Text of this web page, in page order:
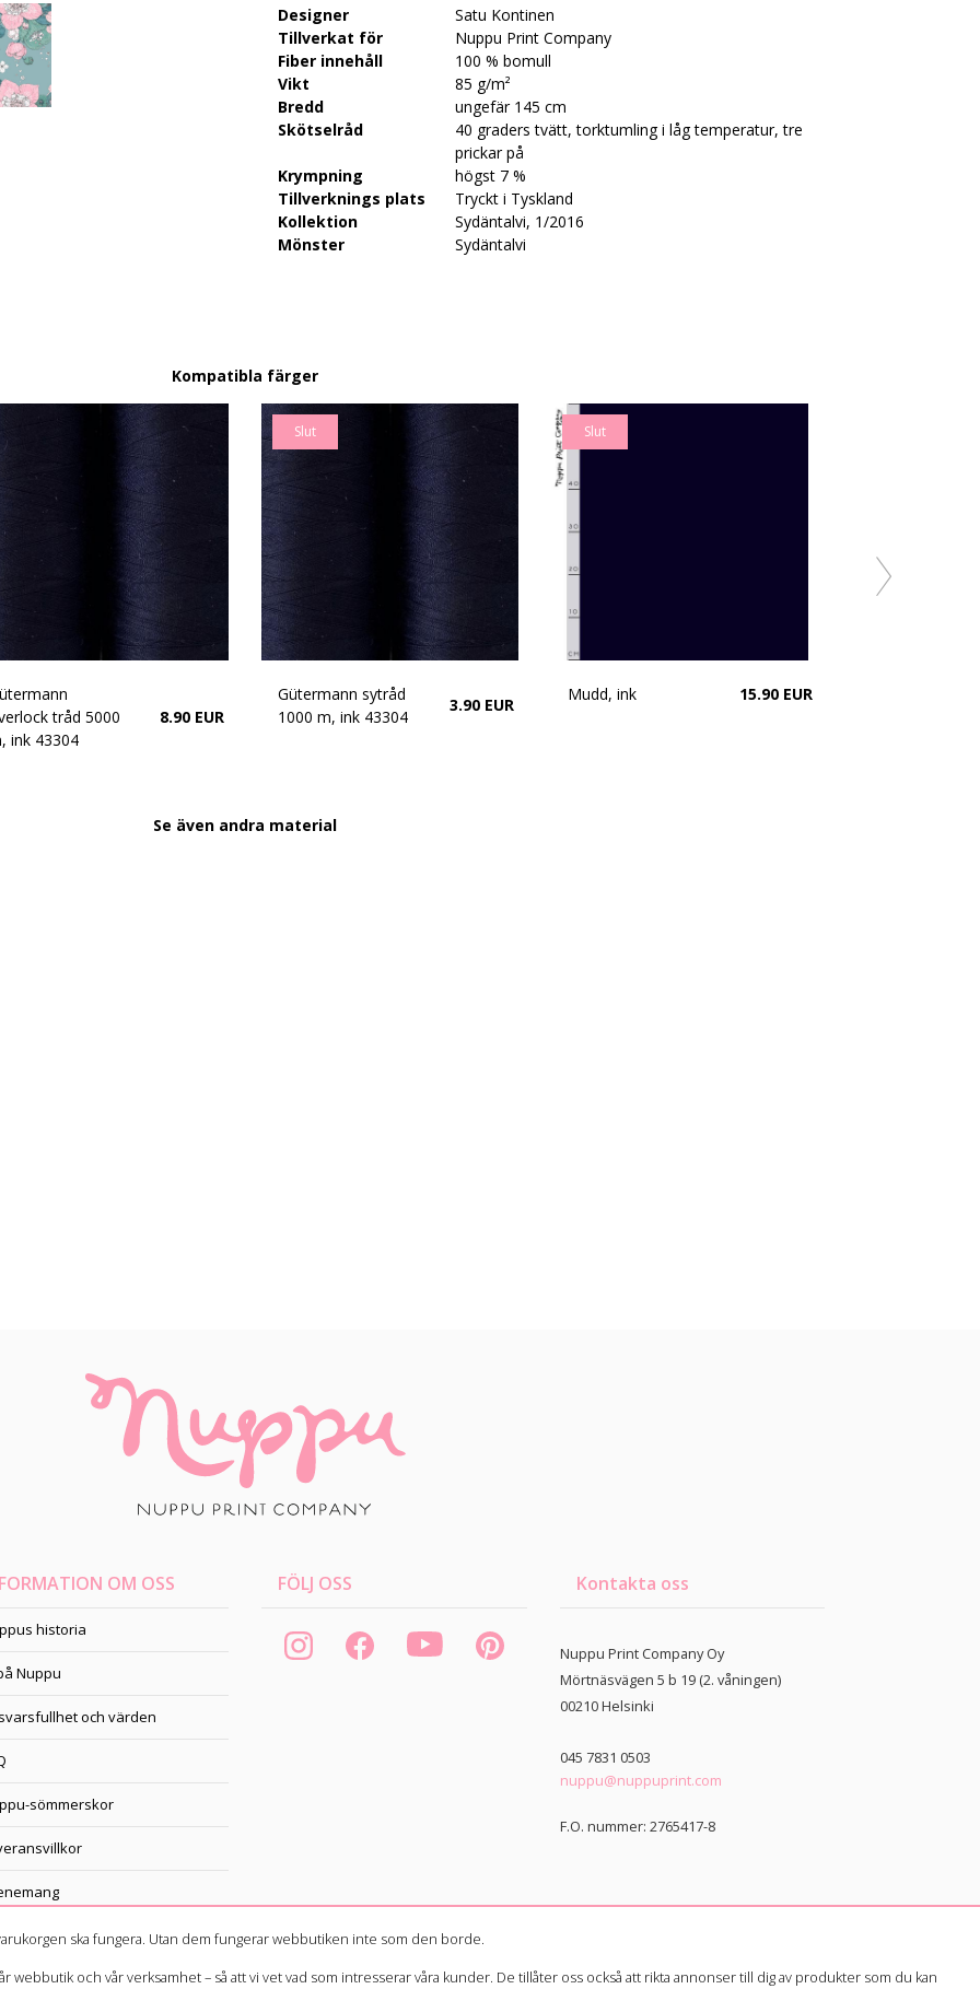
Designer
Satu Kontinen
Tillverkat för
Nuppu Print Company
Fiber innehåll
100 % bomull
Vikt
85 g/m²
Bredd
ungefär 145 cm
Skötselråd
40 graders tvätt, torktumling i låg temperatur, tre
prickar på
Krympning
högst 7 %
Tillverknings plats
Tryckt i Tyskland
Kollektion
Sydäntalvi, 1/2016
Mönster
Sydäntalvi
Kompatibla färger
tråd 5000
ink 43304
8.90 EUR
Slut
Gütermann sytråd
1000 m, ink 43304
3.90 EUR
Slut
Mudd, ink 15.90 EUR
Se även andra material
OM OSS
historia
Nuppu
och värden
sömmerskor
FÖLJ OSS Kontakta oss
Nuppu Print Company Oy
Mörtnäsvägen 5 b 19 (2. våningen)
00210Helsinki
045 7831 0503
nuppu@nuppuprint.com
F.O. nummer: 2765417-8
ska fungera. Utan dem fungerar webbutiken inte som den borde.
och vår verksamhet – så att vi vet vad som intresserar våra kunder. De tillåter oss också att rikta annonser till dig av produkter som du kan